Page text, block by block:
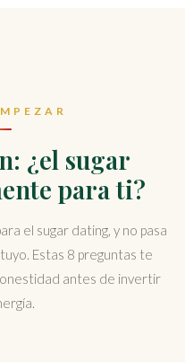
¿el sugar
para ti?
el sugar dating, y no pasa
Estas 8 preguntas te
antes de invertir